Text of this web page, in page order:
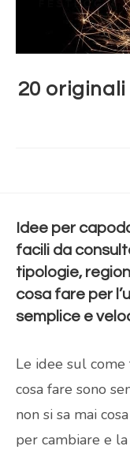
20
Idee per
facili da
tipologie,
cosa fare per
semplice e
Le idee sul
cosa fare sono
non si sa mai
per cambiare e